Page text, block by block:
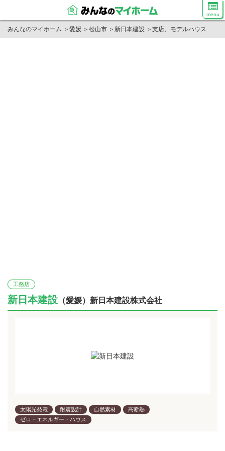
menu
みんなのマイホーム ＞ 愛媛 ＞ 松山市 ＞ 新日本建設 ＞ 支店、モデルハウス
工務店
新日本建設 （愛媛）新日本建設株式会社
太陽光発電 耐震設計 自然素材
高断熱
ゼロ・エネルギー・ハウス